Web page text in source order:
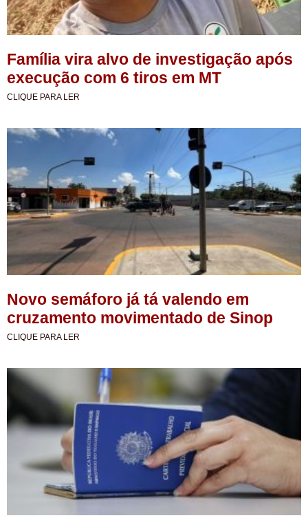
Família vira alvo de investigação após
execução com 6 tiros em MT
CLIQUE PARA LER
Novo semáforo já tá valendo em
cruzamento movimentado de Sinop
CLIQUE PARA LER